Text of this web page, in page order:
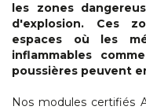
les zones
d'explosion. Ces
espaces où les
inflammables
poussières peuvent
Nos modules certifiés